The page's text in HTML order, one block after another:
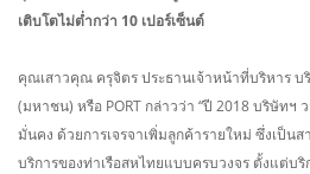
เติบโตไม่ต่ำกว่า 10 เปอร์เซ็นต์
คุณเสาวคุณ ครุจิตร ประธานเจ้าหน้าที่บริหาร บ
(มหาชน) หรือ PORT กล่าวว่า “ปี 2018 บริษัทฯ
มั่นคง ด้วยการเจรจาเพิ่มลูกค้ารายใหม่ ซึ่งเป็นส
บริการของท่าเรือสหไทยแบบครบวงจร ตั้งแต่บ